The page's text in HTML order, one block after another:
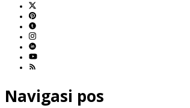
Navigasi pos